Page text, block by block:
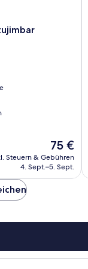
Der
Preis
beträgt
75 €
Steuern & Gebühren
4. Sept.–5. Sept.